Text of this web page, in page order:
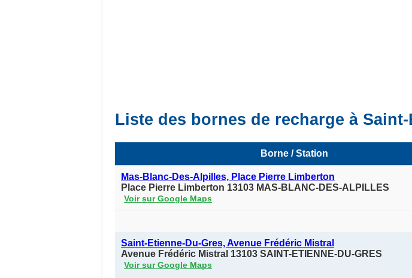
Liste des bornes de recharge à
Borne / Station
Mas-Blanc-Des-Alpilles, Place Pierre Limberton
Place Pierre Limberton 13103 MAS-BLANC-DES-ALPILLES
Voir sur Google Maps
Saint-Etienne-Du-Gres, Avenue Frédéric Mistral
Avenue Frédéric Mistral 13103 SAINT-ETIENNE-DU-GRES
Voir sur Google Maps